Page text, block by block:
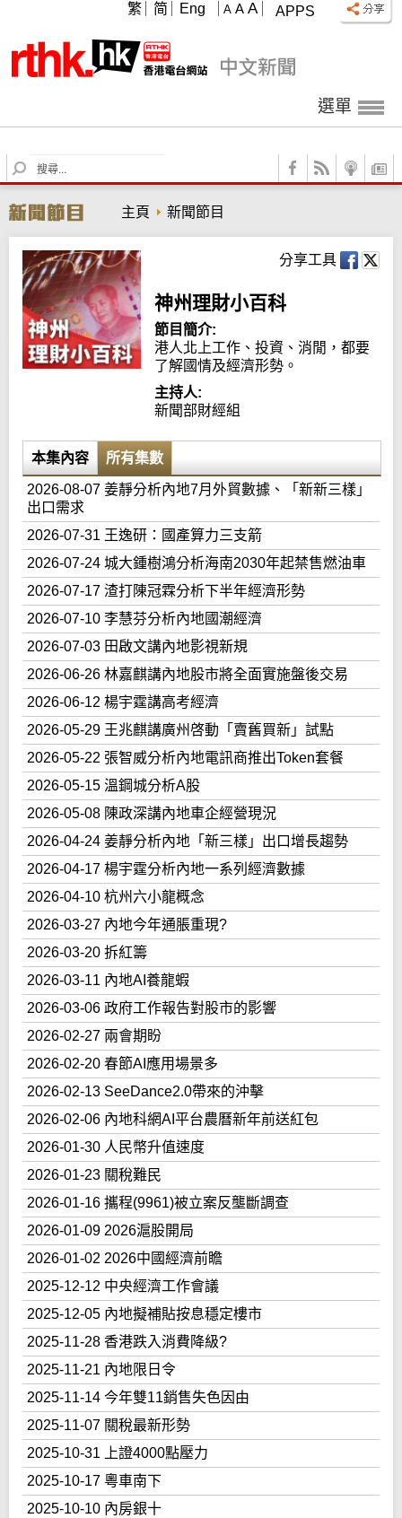
APPS
A A A
繁 简 Eng
選單
S
e
r
c
h
主頁 新聞節目
分享工具
神州理財小百科
節目簡介:
港人北上工作、投資、消閒，都要
了解國情及經濟形勢。
主持人:
新聞部財經組
本集內容 所有集數
2026-08-07 姜靜分析內地7月外貿數據、「新新三樣」
出口需求
2026-07-31 王逸研：國產算力三支箭
2026-07-24 城大鍾樹鴻分析海南2030年起禁售燃油車
2026-07-17 渣打陳冠霖分析下半年經濟形勢
2026-07-10 李慧芬分析內地國潮經濟
2026-07-03 田啟文講內地影視新規
2026-06-26 林嘉麒講內地股市將全面實施盤後交易
2026-06-12 楊宇霆講高考經濟
2026-05-29 王兆麒講廣州啓動「賣舊買新」試點
2026-05-22 張智威分析內地電訊商推出Token套餐
2026-05-15 溫鋼城分析A股
2026-05-08 陳政深講內地車企經營現況
2026-04-24 姜靜分析內地「新三樣」出口增長趨勢
2026-04-17 楊宇霆分析內地一系列經濟數據
2026-04-10 杭州六小龍概念
2026-03-27 內地今年通脹重現?
2026-03-20 拆紅籌
2026-03-11 內地AI養龍蝦
2026-03-06 政府工作報告對股市的影響
2026-02-27 兩會期盼
2026-02-20 春節AI應用場景多
2026-02-13 SeeDance2.0帶來的沖擊
2026-02-06 內地科網AI平台農曆新年前送紅包
2026-01-30 人民幣升值速度
2026-01-23 關稅難民
2026-01-16 攜程(9961)被立案反壟斷調查
2026-01-09 2026滬股開局
2026-01-02 2026中國經濟前瞻
2025-12-12 中央經濟工作會議
2025-12-05 內地擬補貼按息穩定樓市
2025-11-28 香港跌入消費降級?
2025-11-21 內地限日令
2025-11-14 今年雙11銷售失色因由
2025-11-07 關稅最新形勢
2025-10-31 上證4000點壓力
2025-10-17 粵車南下
2025-10-10 內房銀十